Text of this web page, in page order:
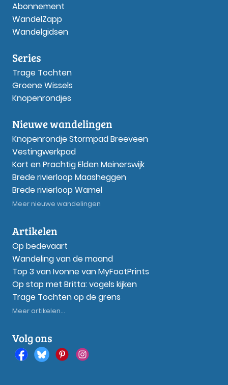
Abonnement
WandelZapp
Wandelgidsen
Series
Trage Tochten
Groene Wissels
Knopenrondjes
Nieuwe wandelingen
Knopenrondje Stormpad Breeveen
Vestingwerkpad
Kort en Prachtig Elden Meinerswijk
Brede rivierloop Maasheggen
Brede rivierloop Wamel
Meer nieuwe wandelingen
Artikelen
Op bedevaart
Wandeling van de maand
Top 3 van Ivonne van MyFootPrints
Op stap met Britta: vogels kijken
Trage Tochten op de grens
Meer artikelen...
Volg ons